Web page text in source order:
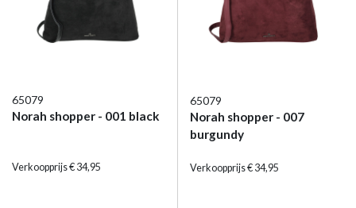
65079
Norah shopper - 001 black
Verkoopprijs € 34,95
65079
Norah shopper - 007
burgundy
Verkoopprijs € 34,95